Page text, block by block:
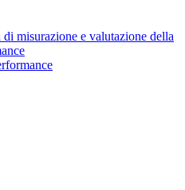
di misurazione e valutazione della